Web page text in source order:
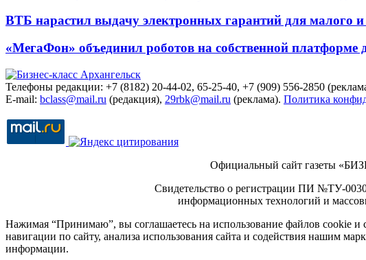
ВТБ нарастил выдачу электронных гарантий для малого и
«МегаФон» объединил роботов на собственной платформе
Телефоны редакции: +7 (8182) 20-44-02, 65-25-40, +7 (909) 556-2850
E-mail: bclass@mail.ru (редакция), 29rbk@mail.ru (реклама). Политика
Официальный сайт газеты
Свидетельство о регистрации ПИ №ТУ-
информационных технологий и
Нажимая “Принимаю”, вы соглашаетесь на использование файлов cookie
навигации по сайту, анализа использования сайта и содействия нашим
информации.